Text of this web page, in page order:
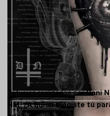
Tatuajes realizados porDani
NM. ¿A quién elegiste tú